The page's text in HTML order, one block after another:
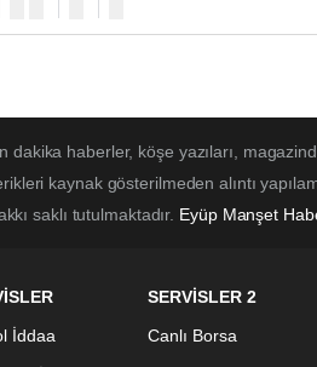
dakika haberler, köşe yazıları,
kaynak gösterilmeden alıntı
saklı tutulmaktadır. Eyüp Manşet
İddaa
SERVİSLER 2
Canlı Borsa